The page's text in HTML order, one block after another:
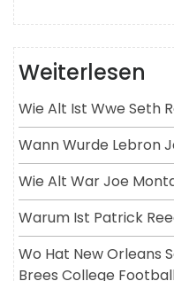
Weiterlesen
Wie Alt Ist Wwe Seth
Wann Wurde Lebron
Wie Alt War Joe
Warum Ist Patrick
Wo Hat New Orleans
Brees College